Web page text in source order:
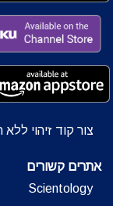
צור קוד זיהוי
אתרים קשורים
Scientology